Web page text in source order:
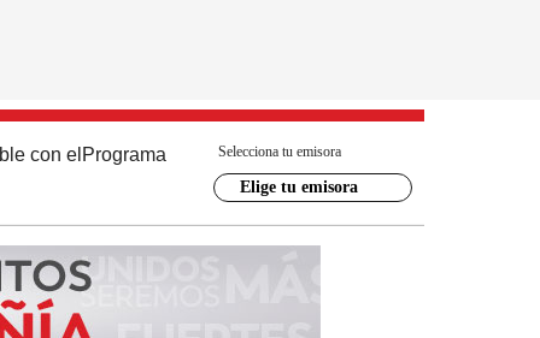
con el Programa Selecciona tu emisora
Elige tu emisora